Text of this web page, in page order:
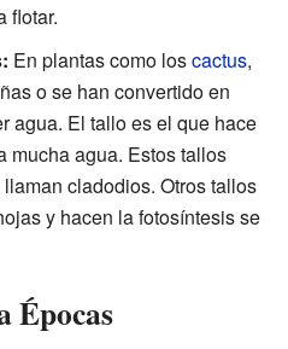
flotar.
En plantas como loscactus,
o se han convertido en
agua. El tallo es el que hace
mucha agua. Estos tallos
cladodios. Otros tallos
y hacen la fotosíntesis se
Épocas